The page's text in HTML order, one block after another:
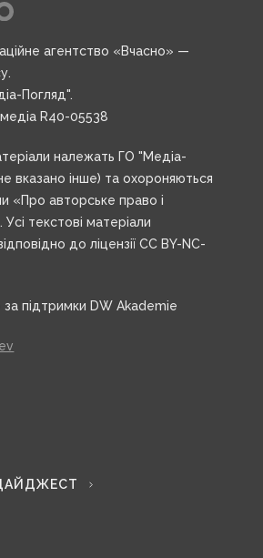
агентство «Вчасно» —
Погляд".
медіа R40-05538
належать ГО "Медіа-
вказано інше) та охороняються
«Про авторське право і
Усі текстові матеріали
до ліцензії CC BY-NC-
підтримки DW Akademie